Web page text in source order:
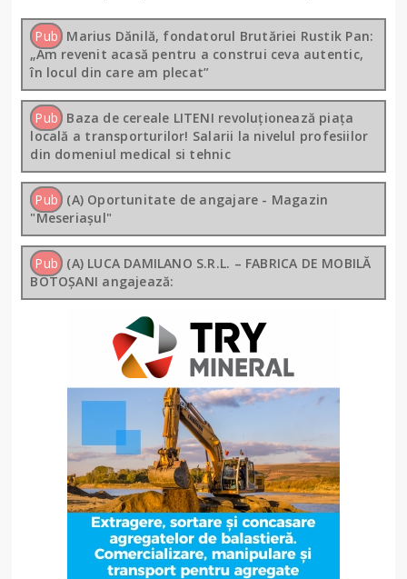
Pub Marius Dănilă, fondatorul Brutăriei Rustik Pan:
„Am revenit acasă pentru a construi ceva autentic,
în locul din care am plecat”
Pub Baza de cereale LITENI revoluționează piața
locală a transporturilor! Salarii la nivelul profesiilor
din domeniul medical si tehnic
Pub (A) Oportunitate de angajare - Magazin
"Meseriașul"
Pub (A) LUCA DAMILANO S.R.L. – FABRICA DE MOBILĂ
BOTOȘANI angajează: